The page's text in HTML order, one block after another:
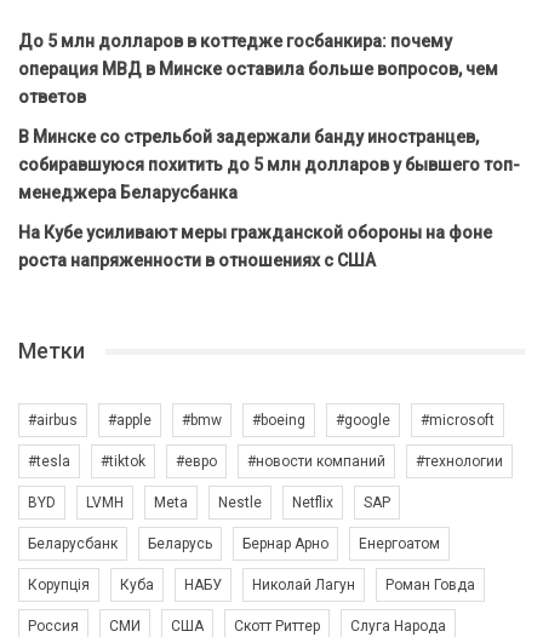
До 5 млн долларов в коттедже госбанкира: почему
операция МВД в Минске оставила больше вопросов, чем
ответов
В Минске со стрельбой задержали банду иностранцев,
собиравшуюся похитить до 5 млн долларов у бывшего топ-
менеджера Беларусбанка
На Кубе усиливают меры гражданской обороны на фоне
роста напряженности в отношениях с США
Метки
#airbus #apple #bmw #boeing #google #microsoft
#tesla #tiktok #евро #новости компаний #технологии
BYD LVMH Meta Nestle Netflix SAP
Беларусбанк Беларусь Бернар Арно Енергоатом
Корупція Куба НАБУ Николай Лагун Роман Говда
Россия СМИ США Скотт Риттер Слуга Народа